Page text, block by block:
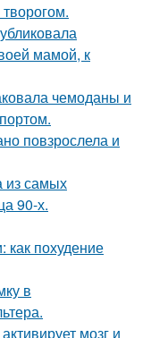
мамой, к
чемоданы и
повзрослела и
из самых
90-х.
похудение
в
мозг и